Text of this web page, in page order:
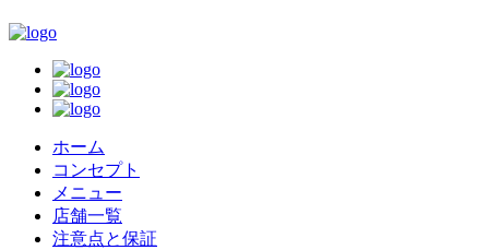
ホーム
コンセプト
メニュー
店舗一覧
注意点と保証